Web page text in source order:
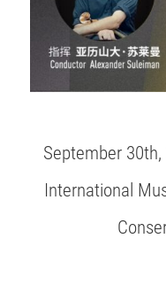
September
International